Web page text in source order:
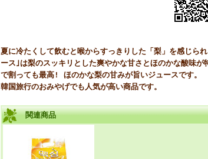
夏に冷たくして飲むと喉からすっきりした「梨」を感じ
ース｣は梨のスッキリとした爽やかな甘さとほのかな酸味
で割っても最高! ほのかな梨の甘みが旨いジュースです。
韓国旅行のおみやげでも人気が高い商品です。
関連商品